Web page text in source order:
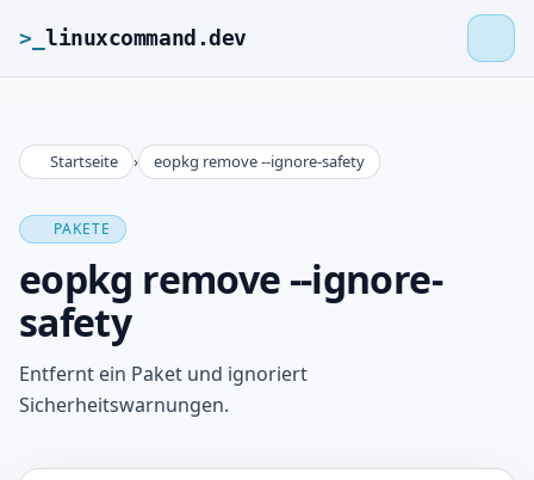
>_ linuxcommand.dev
>_linuxcommand.dev
Roadmap
Kontakt
Impressum
Startseite › eopkg remove --ignore-safety
PAKETE
eopkg remove --ignore-
safety
Entfernt ein Paket und ignoriert
Sicherheitswarnungen.